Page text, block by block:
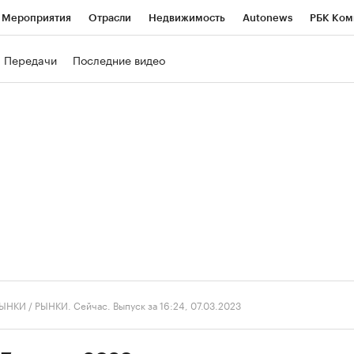
Мероприятия Отрасли Недвижимость Autonews РБК
Передачи Последние видео
/ РЫНКИ. Сейчас. Выпуск за 16:24, 07.03.2023